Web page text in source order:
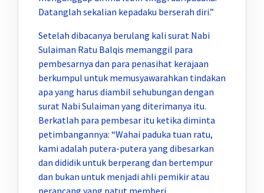
Datanglah sekalian kepadaku berserah diri.”
Setelah dibacanya berulang kali surat Nabi
Sulaiman Ratu Balqis memanggil para
pembesarnya dan para penasihat kerajaan
berkumpul untuk memusyawarahkan tindakan
apa yang harus diambil sehubungan dengan
surat Nabi Sulaiman yang diterimanya itu.
Berkatlah para pembesar itu ketika diminta
petimbangannya: “Wahai paduka tuan ratu,
kami adalah putera-putera yang dibesarkan
dan dididik untuk berperang dan bertempur
dan bukan untuk menjadi ahli pemikir atau